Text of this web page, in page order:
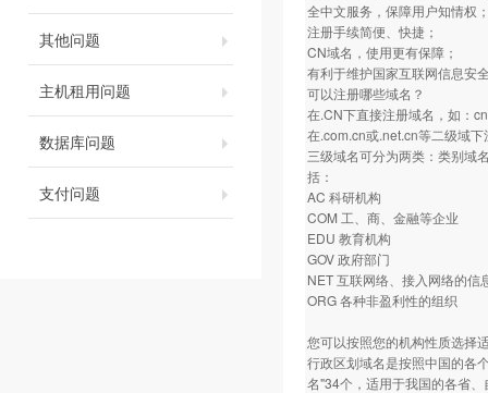
其他问题
主机租用问题
数据库问题
支付问题
全中文服务，保障用户知情权
注册手续简便、快捷；
CN域名，使用更有保障；
有利于维护国家互联网信息安
可以注册哪些域名？
在.CN下直接注册域名，如：
在.com.cn或.net.cn等二级域下
三级域名可分为两类：类别域
括：
AC 科研机构
COM 工、商、金融等企业
EDU 教育机构
GOV 政府部门
NET 互联网络、接入网络的
ORG 各种非盈利性的组织
您可以按照您的机构性质选择
行政区划域名是按照中国的各
名"34个，适用于我国的各省